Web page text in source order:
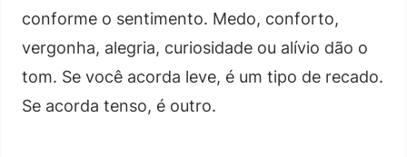
conforme o sentimento. Medo, conforto,
vergonha, alegria, curiosidade ou alívio dão o
tom. Se você acorda leve, é um tipo de recado.
Se acorda tenso, é outro.